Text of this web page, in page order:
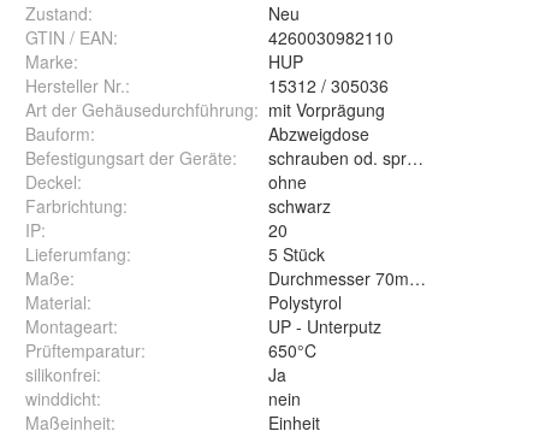
Zustand:
Neu
GTIN / EAN:
4260030982110
Marke:
HUP
Hersteller Nr.:
15312 / 305036
Art der Gehäusedurchführung: mit Vorprägung
Bauform:
Abzweigdose
Befestigungsart der Geräte:
schrauben od. spreizen
Deckel:
ohne
Farbrichtung:
schwarz
IP:
20
Lieferumfang:
5 Stück
Maße:
Durchmesser 70mm, Höhe 36mm
Material:
Polystyrol
Montageart:
UP - Unterputz
Prüftemparatur:
650°C
silikonfrei:
Ja
winddicht:
nein
Maßeinheit: Einheit